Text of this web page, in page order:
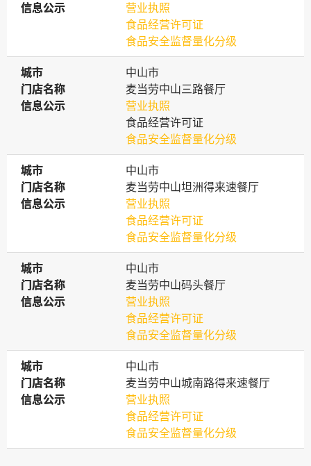
信息公示
信息公示
营业执照
食品经营许可证
食品安全监督量化分级
城市
城市
中山市
门店名称
门店名称
麦当劳中山三路餐厅
信息公示
信息公示
营业执照
食品经营许可证
食品安全监督量化分级
城市
城市
中山市
门店名称
门店名称
麦当劳中山坦洲得来速餐厅
信息公示
信息公示
营业执照
食品经营许可证
食品安全监督量化分级
城市
城市
中山市
门店名称
门店名称
麦当劳中山码头餐厅
信息公示
信息公示
营业执照
食品经营许可证
食品安全监督量化分级
城市
城市
中山市
门店名称
门店名称
麦当劳中山城南路得来速餐厅
信息公示
信息公示
营业执照
食品经营许可证
食品安全监督量化分级